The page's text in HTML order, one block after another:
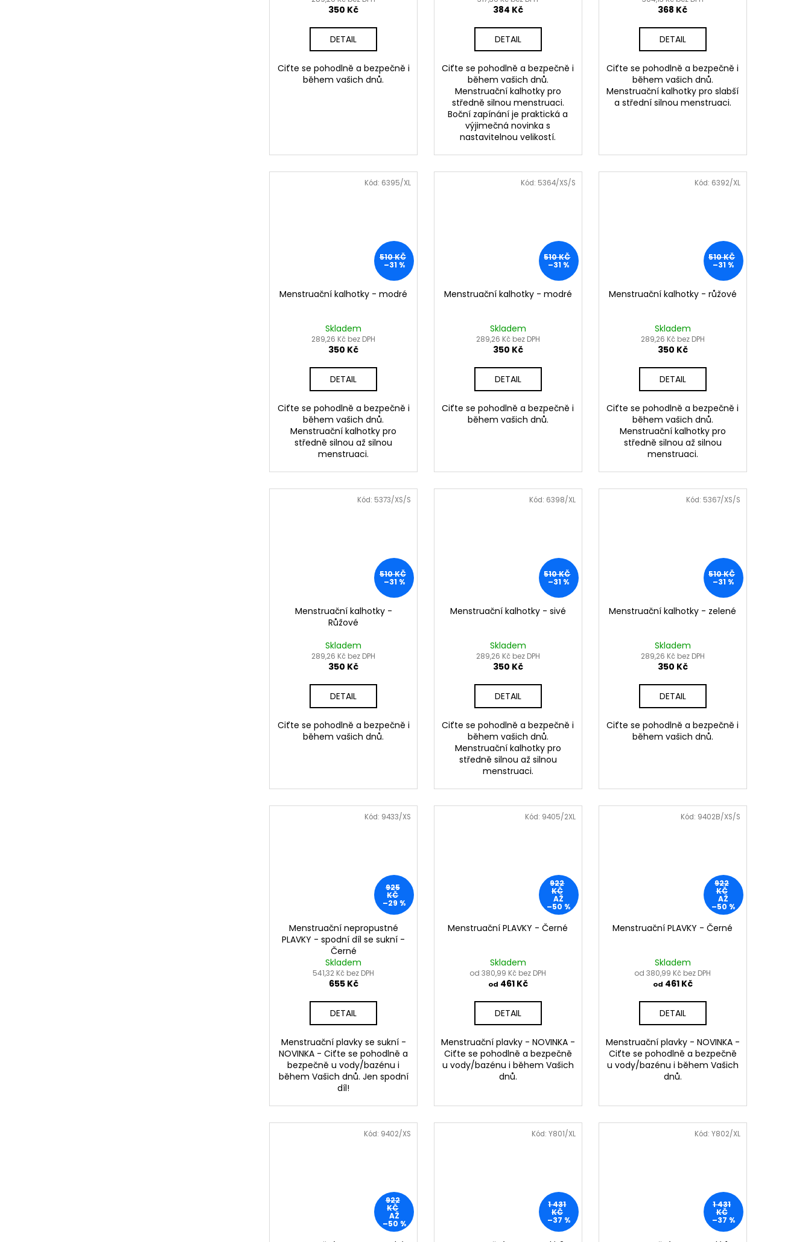
350 Kč
DETAIL
Ciťte se pohodlně a bezpečně i
během vašich dnů.
384 Kč
DETAIL
Ciťte se pohodlně a bezpečně i
během vašich dnů.
Menstruační kalhotky pro
středně silnou menstruaci.
Boční zapínání je praktická a
výjimečná novinka s
nastavitelnou velikostí.
368 Kč
DETAIL
Ciťte se pohodlně a bezpečně i
během vašich dnů.
Menstruační kalhotky pro slabší
a střední silnou menstruaci.
510 KČ
–31 %
Menstruační kalhotky - modré
Skladem
289,26 Kč bez DPH
350 Kč
DETAIL
Ciťte se pohodlně a bezpečně i
během vašich dnů.
Menstruační kalhotky pro
středně silnou až silnou
menstruaci.
Kód: 6395/XL
510 KČ
–31 %
Menstruační kalhotky - modré
Skladem
289,26 Kč bez DPH
350 Kč
DETAIL
Ciťte se pohodlně a bezpečně i
během vašich dnů.
Kód: 5364/XS/S
510 KČ
–31 %
Menstruační kalhotky - růžové
Skladem
289,26 Kč bez DPH
350 Kč
DETAIL
Ciťte se pohodlně a bezpečně i
během vašich dnů.
Menstruační kalhotky pro
středně silnou až silnou
menstruaci.
Kód: 6392/XL
510 KČ
–31 %
Menstruační kalhotky -
Růžové
Skladem
289,26 Kč bez DPH
350 Kč
DETAIL
Ciťte se pohodlně a bezpečně i
během vašich dnů.
Kód: 5373/XS/S
510 KČ
–31 %
Menstruační kalhotky - sivé
Skladem
289,26 Kč bez DPH
350 Kč
DETAIL
Ciťte se pohodlně a bezpečně i
během vašich dnů.
Menstruační kalhotky pro
středně silnou až silnou
menstruaci.
Kód: 6398/XL
510 KČ
–31 %
Menstruační kalhotky - zelené
Skladem
289,26 Kč bez DPH
350 Kč
DETAIL
Ciťte se pohodlně a bezpečně i
během vašich dnů.
Kód: 5367/XS/S
925
KČ
–29 %
Menstruační nepropustné
PLAVKY - spodní díl se sukní -
Černé
Skladem
541,32 Kč bez DPH
655 Kč
DETAIL
Menstruační plavky se sukní -
NOVINKA - Ciťte se pohodlně a
bezpečně u vody/bazénu i
během Vašich dnů. Jen spodní
díl!
Kód: 9433/XS
922
KČ
AŽ
–50 %
Menstruační PLAVKY - Černé
Skladem
od 380,99 Kč bez DPH
od 461 Kč
DETAIL
Menstruační plavky - NOVINKA -
Ciťte se pohodlně a bezpečně
u vody/bazénu i během Vašich
dnů.
Kód: 9405/2XL
922
KČ
AŽ
–50 %
Menstruační PLAVKY - Černé
Skladem
od 380,99 Kč bez DPH
od 461 Kč
DETAIL
Menstruační plavky - NOVINKA -
Ciťte se pohodlně a bezpečně
u vody/bazénu i během Vašich
dnů.
Kód: 9402B/XS/S
922
KČ
AŽ
–50 %
Kód: 9402/XS
1 431
KČ
–37 %
Kód: Y801/XL
1 431
KČ
–37 %
Kód: Y802/XL